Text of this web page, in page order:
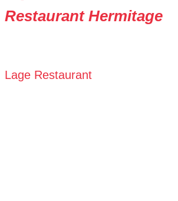
Restaurant Hermitage
Lage Restaurant